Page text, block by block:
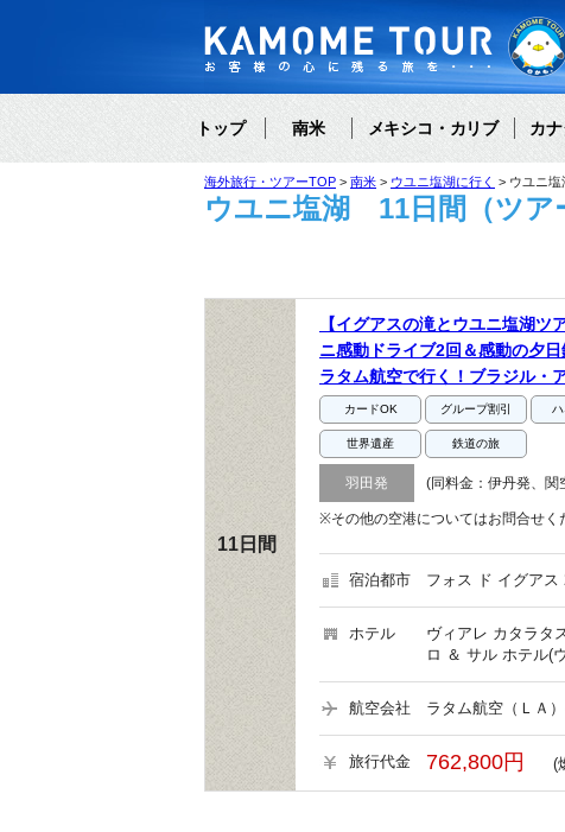
トップ 南米 メキシコ・カリブ カ
海外旅行・ツアーTOP 南米 ウユニ塩湖に行く ウユニ
ウユニ塩湖 11日間（ツア
11日間
【イグアスの滝とウユニ塩湖
ニ感動ドライブ2回＆感動の夕
ラタム航空で行く！ブラジル・
カードOK グループ割引
世界遺産 鉄道の旅
羽田発 (同料金：伊丹発、関
※その他の空港についてはお問合せく
宿泊都市 フォス ド イグアス
ホテル
ヴィアレ カタラタ
ロ ＆ サル ホテル(
航空会社 ラタム航空（ＬＡ
旅行代金 762,800円 (